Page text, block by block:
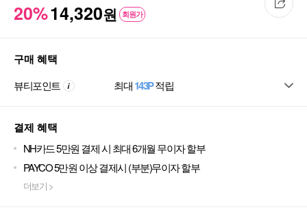
20%14,320원 회원가
구매 혜택
뷰티포인트 최대143P적립
결제 혜택
NH카드 5만원 결제 시 최대 6개월 무이자 할부
PAYCO 5만원 이상 결제시 (부분)무이자 할부
더보기 >